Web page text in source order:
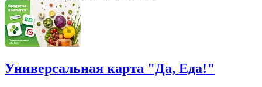
Универсальная карта "Да, Еда!"